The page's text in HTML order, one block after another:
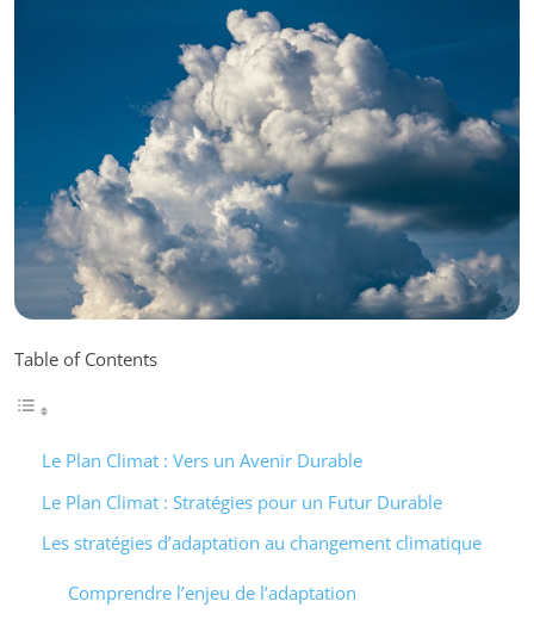
Table of Contents
Le Plan Climat : Vers un Avenir Durable
Le Plan Climat : Stratégies pour un Futur Durable
Les stratégies d’adaptation au changement climatique
Comprendre l’enjeu de l’adaptation